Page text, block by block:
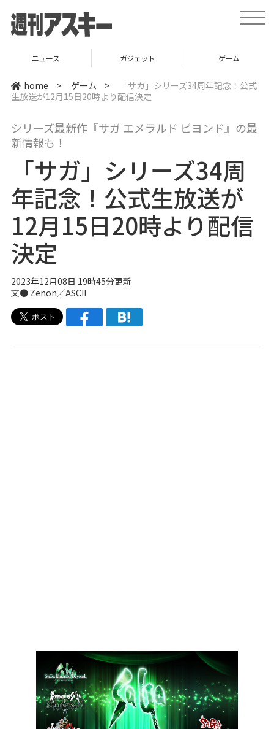
t
o
a
v
t
i
ニュース ガジェット ゲーム
home > ゲーム >
「サガ」シリーズ34周年記念！公式
生放送が12月15日20時より配信決定
シリーズ最新作『サガ エメラルド ビヨンド』の最
新情報も！
「サガ」シリーズ34周
年記念！公式生放送が
12月15日20時より配信
決定
2023年12月08日 19時45分更新
文● Zenon／ASCII